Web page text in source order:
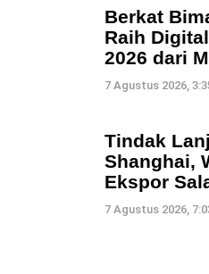
Berkat
Raih
2026 dari
7 Agustus 2026,
Tindak
Shanghai,
Ekspor
7 Agustus 2026,